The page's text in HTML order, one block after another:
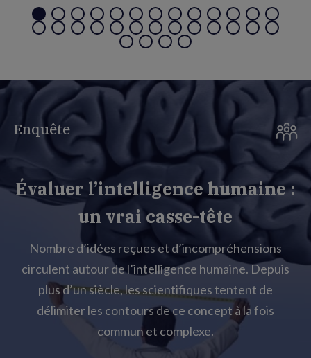
Enquête
Évaluer l’intelligence humaine :
un vrai casse-tête
Nombre d’idées reçues et d’incompréhensions
circulent autour de l’intelligence humaine. Depuis
plus d’un siècle, les scientifiques tentent de
délimiter les contours de ce concept à la fois
commun et complexe.